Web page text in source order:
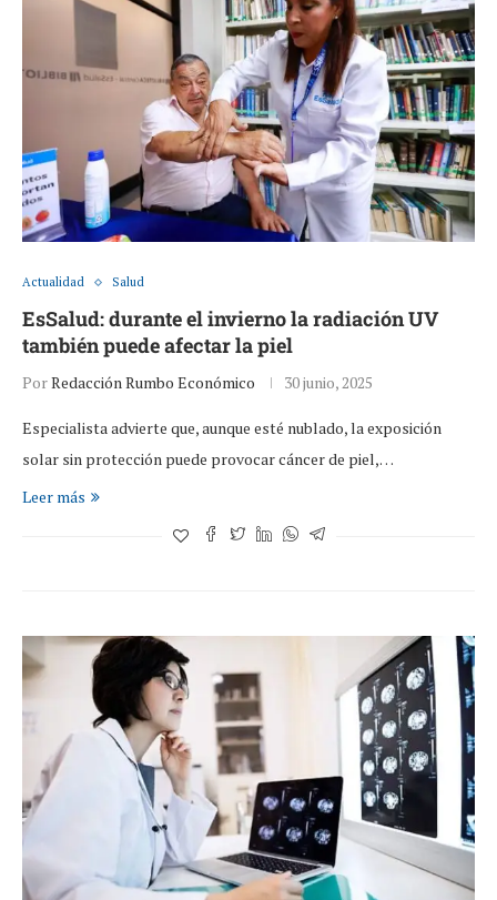
Actualidad Salud
EsSalud: durante el invierno la radiación UV
también puede afectar la piel
PorRedacción Rumbo Económico 30 junio, 2025
Especialista advierte que, aunque esté nublado, la exposición
solar sin protección puede provocar cáncer de piel,…
Leer más